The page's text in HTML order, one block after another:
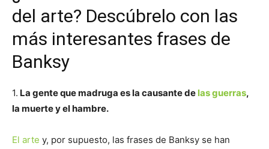
del arte? Descúbrelo con las
más interesantes frases de
Banksy
1. La gente que madruga es la causante de las guerras,
la muerte y el hambre.
El arte y, por supuesto, las frases de Banksy se han